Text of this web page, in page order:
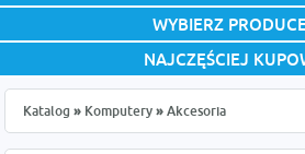
WYBIERZ
NAJCZĘŚCIEJ
Katalog » Komputery » Akcesoria